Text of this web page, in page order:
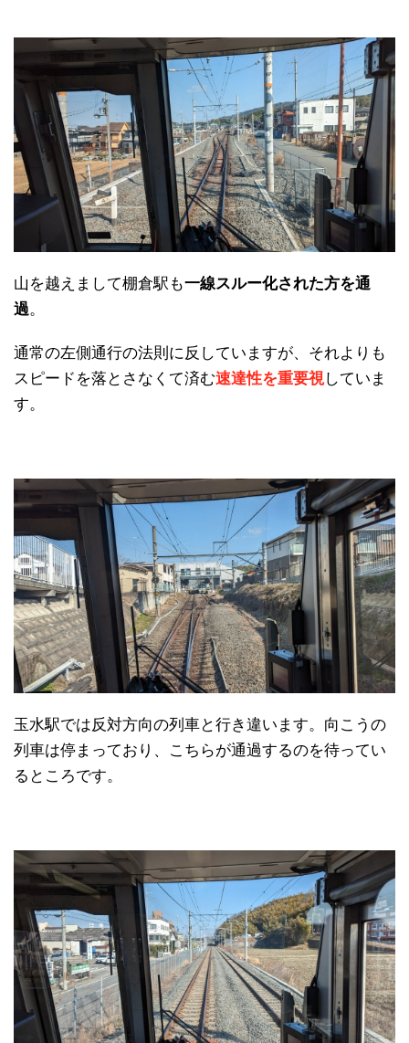
山を越えまして棚倉駅も一線スルー化された方を通
過。
通常の左側通行の法則に反していますが、それよりも
スピードを落とさなくて済む速達性を重要視していま
す。
玉水駅では反対方向の列車と行き違います。向こうの
列車は停まっており、こちらが通過するのを待ってい
るところです。